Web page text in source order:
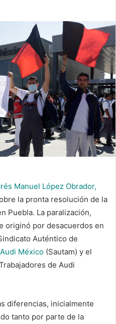
Manuel López Obrador,
la pronta resolución de la
Puebla. La paralización,
originó por desacuerdos en
Auténtico de
México (Sautam) y el
de Audi
diferencias, inicialmente
tanto por parte de la